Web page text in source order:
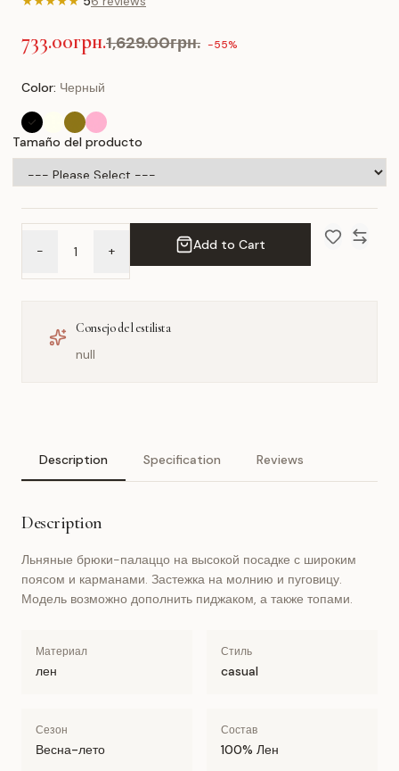
733.00грн.1,629.00грн. -55%
Color: Черный
Tamaño del producto
- + Add to Cart
Consejo del estilista
null
Description Specification Reviews
Description
Льняные брюки-палаццо на высокой посадке с широким
поясом и карманами. Застежка на молнию и пуговицу.
Модель возможно дополнить пиджаком, а также топами.
Материал
лен
Стиль
casual
Сезон
Весна-лето
Состав
100% Лен